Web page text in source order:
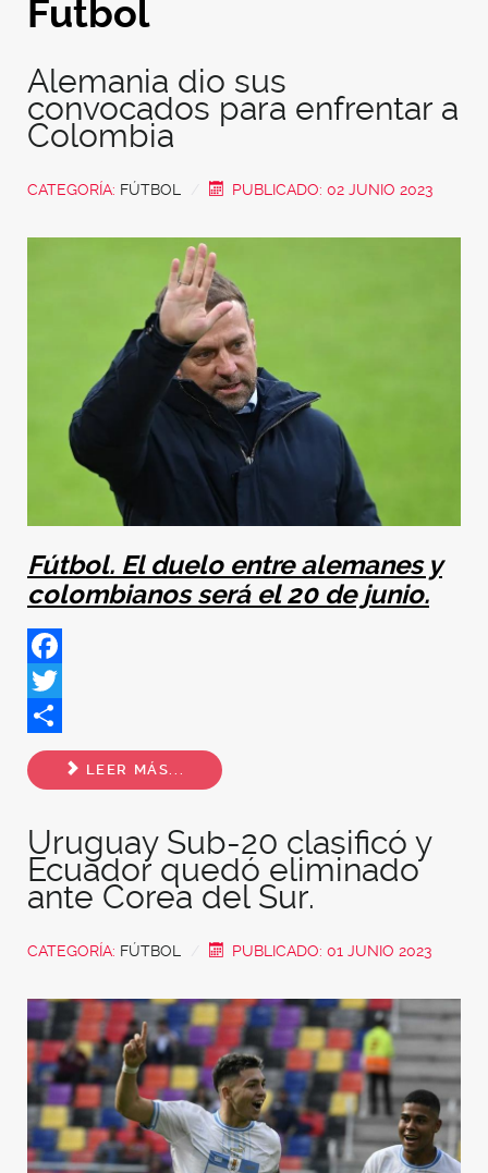
Futbol
Alemania dio sus
convocados para enfrentar a
Colombia
CATEGORÍA: FÚTBOL PUBLICADO: 02 JUNIO 2023
Fútbol. El duelo entre alemanes y
colombianos será el 20 de junio.
Facebook
Twitter
Share
LEER MÁS...
Uruguay Sub-20 clasificó y
Ecuador quedó eliminado
ante Corea del Sur.
CATEGORÍA: FÚTBOL PUBLICADO: 01 JUNIO 2023